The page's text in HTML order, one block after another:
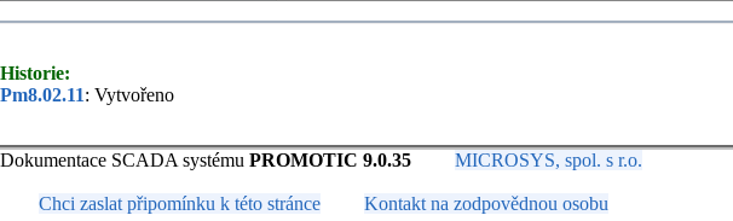
Historie:
Pm8.02.11: Vytvořeno
Dokumentace SCADA systému PROMOTIC 9.0.35 MICROSYS, spol. s r.o.
Chci zaslat připomínku k této stránce Kontakt na zodpovědnou osobu